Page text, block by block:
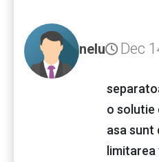
nelu Dec
o solutie
asa sunt
limitarea